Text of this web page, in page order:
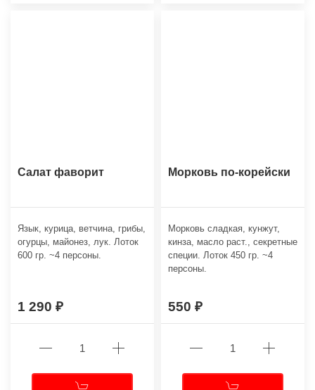
Салат фаворит
Язык, курица, ветчина, грибы,
огурцы, майонез, лук. Лоток
600 гр. ~4 персоны.
1 290
Морковь по-корейски
Морковь сладкая, кунжут,
кинза, масло раст., секретные
специи. Лоток 450 гр. ~4
персоны.
550